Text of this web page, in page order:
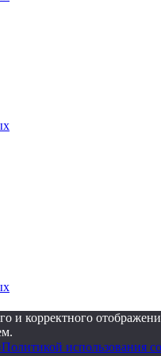
и корректного
использования